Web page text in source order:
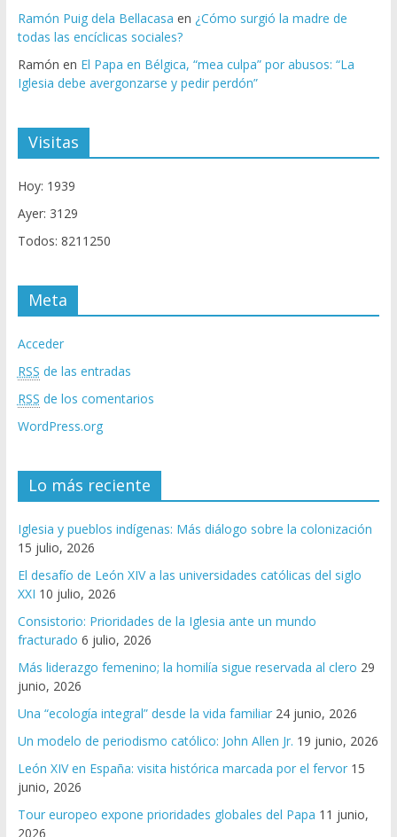
Ramón Puig dela Bellacasa en ¿Cómo surgió la madre de
todas las encíclicas sociales?
Ramón en El Papa en Bélgica, “mea culpa” por abusos: “La
Iglesia debe avergonzarse y pedir perdón”
Visitas
Hoy: 1939
Ayer: 3129
Todos: 8211250
Meta
Acceder
RSS de las entradas
RSS de los comentarios
WordPress.org
Lo más reciente
Iglesia y pueblos indígenas: Más diálogo sobre la colonización
15 julio, 2026
El desafío de León XIV a las universidades católicas del siglo
XXI 10 julio, 2026
Consistorio: Prioridades de la Iglesia ante un mundo
fracturado 6 julio, 2026
Más liderazgo femenino; la homilía sigue reservada al clero 29
junio, 2026
Una “ecología integral” desde la vida familiar 24 junio, 2026
Un modelo de periodismo católico: John Allen Jr. 19 junio, 2026
León XIV en España: visita histórica marcada por el fervor 15
junio, 2026
Tour europeo expone prioridades globales del Papa 11 junio,
2026